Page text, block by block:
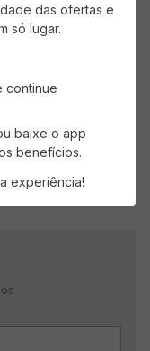
AO CARRINHO
das ofertas e
só lugar.
continue
baixe o app
benefícios.
experiência!